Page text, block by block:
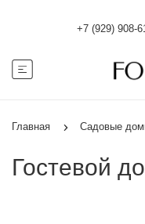
+7 (929) 908-
Главная Садовые
Гостевой